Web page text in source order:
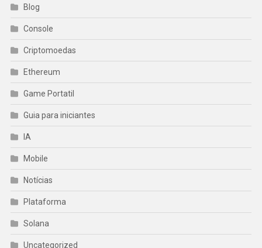
Blog
Console
Criptomoedas
Ethereum
Game Portatil
Guia para iniciantes
IA
Mobile
Notícias
Plataforma
Solana
Uncategorized